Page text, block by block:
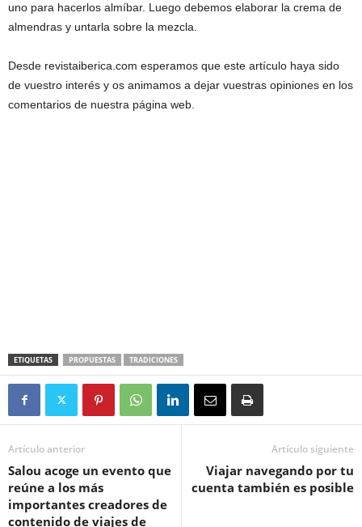
uno para hacerlos almíbar. Luego debemos elaborar la crema de
almendras y untarla sobre la mezcla.
Desde revistaiberica.com esperamos que este artículo haya sido
de vuestro interés y os animamos a dejar vuestras opiniones en los
comentarios de nuestra página web.
ETIQUETAS PROPUESTAS TRADICIONES
Artículo anterior
Salou acoge un evento que
reúne a los más
importantes creadores de
contenido de viajes de
Artículo siguiente
Viajar navegando por tu
cuenta también es posible